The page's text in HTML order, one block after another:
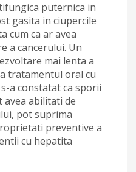
puternica in
gasita in ciupercile
cum ca ar avea
a cancerului. Un
mai lenta a
tratamentul oral cu
a constatat ca sporii
avea abilitati de
pot suprima
preventive a
cu hepatita